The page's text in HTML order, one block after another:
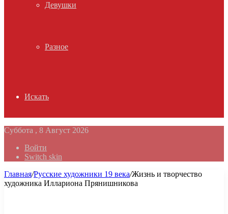
Девушки
Разное
Искать
Суббота , 8 Август 2026
Войти
Switch skin
Главная/Русские художники 19 века/Жизнь и творчество
художника Иллариона Прянишникова